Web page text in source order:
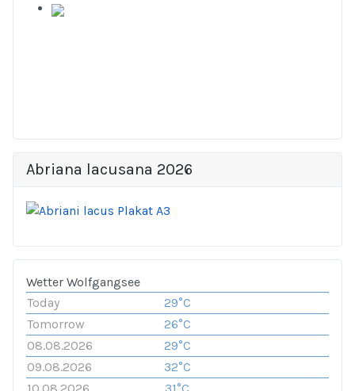
Abriana lacusana 2026
Wetter Wolfgangsee
Today
29°C
Tomorrow
26°C
08.08.2026
29°C
09.08.2026
32°C
10.08.2026
31°C